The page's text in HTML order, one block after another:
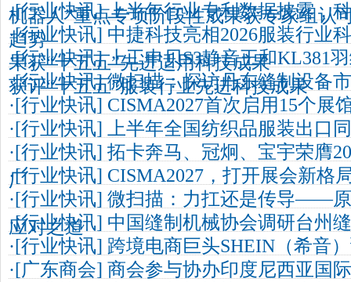
机器人”重点专项阶段性成果获专家组认
·[行业快讯]上半年行业专利数据披露，
趋势
·[行业快讯] 中捷科技亮相2026服装行业
果获“十五五”先进适用科技成果
·[行业快讯]上工申贝S3静音王和KL381
获评“十五五”服装行业先进科技成果
·[行业快讯]微扫描：探访丹东缝制设备
·[行业快讯] CISMA2027首次启用15个展
·[行业快讯]
上半年全国纺织品服装出口
·[行业快讯] 拓卡奔马、冠炯、宝宇荣膺
厂
·[行业快讯] CISMA2027，打开展会新格
·[行业快讯] 微扫描：力扛还是传导——
应对之道
·[行业快讯] 中国缝制机械协会调研台州
·[行业快讯] 跨境电商巨头SHEIN（希音
·[广东商会] 商会参与协办印度尼西亚国